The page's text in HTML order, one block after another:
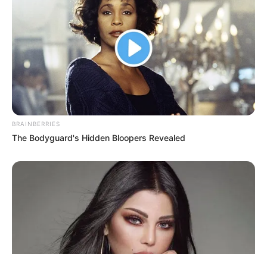
Ο πόλεμος στην Ουκρανία
περνάει στην πολύ
σημαντική αλλά και
επικίνδυνη δεύτερη...
Πίσω στον Μεσαίωνα: Η ΕΕ
χωρίς φθηνό ηλεκτρικό
ρεύμα, διολισθαίνει στη
φτώχεια...
Οι ουκρανικές αντεπιθέσεις
και η ρωσική στρατηγική
που θυμίζει το Κουρσκ- Μια...
“Αντιεμβολιαστής,
ρωσόφιλος, ψεκασμένος”: το
τρίπτυχο του σύγχρονου
πολιτικού επαναστάτη.
BRAINBERRIES
The Bodyguard's Hidden Bloopers Revealed